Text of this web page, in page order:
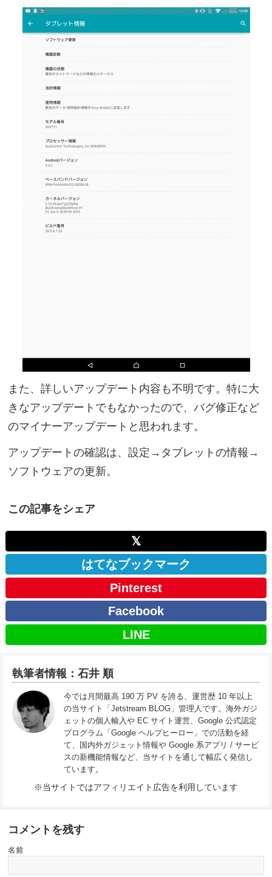
また、詳しいアップデート内容も不明です。特に大
きなアップデートでもなかったので、バグ修正など
のマイナーアップデートと思われます。
アップデートの確認は、設定→タブレットの情報→
ソフトウェアの更新。
この記事をシェア
𝕏
はてなブックマーク
Pinterest
Facebook
LINE
執筆者情報：石井 順
今では月間最高 190 万 PV を誇る、運営歴 10 年以上
の当サイト「Jetstream BLOG」管理人です。海外ガジ
ェットの個人輸入や EC サイト運営、Google 公式認定
プログラム「Google ヘルプヒーロー」での活動を経
て、国内外ガジェット情報や Google 系アプリ / サービ
スの新機能情報など、当サイトを通して幅広く発信し
ています。
※当サイトではアフィリエイト広告を利用しています
コメントを残す
名前